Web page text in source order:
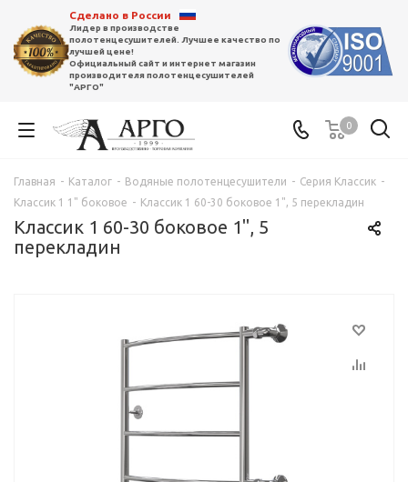
Сделано в России
Лидер в производстве
полотенцесушителей. Лучшее качество по
лучшей цене!
Официальный сайт и интернет магазин
производителя полотенцесушителей
"АРГО"
0
Главная - Каталог - Водяные полотенцесушители - Серия Классик -
Классик 1 1" боковое - Классик 1 60-30 боковое 1", 5 перекладин
Классик 1 60-30 боковое 1", 5
перекладин